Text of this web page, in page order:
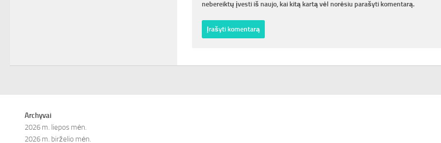
nebereiktų įvesti iš naujo, kai kitą kartą vėl norėsiu parašyti komentarą.
Archyvai
2026 m. liepos mėn.
2026 m. birželio mėn.